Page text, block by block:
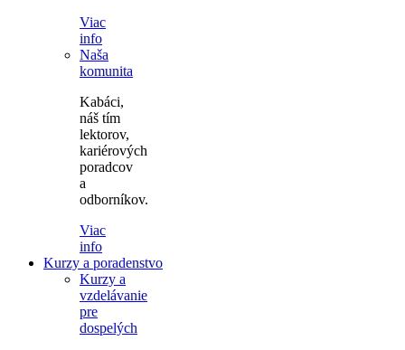
Viac
info
Naša
komunita
Kabáci,
náš tím
lektorov,
kariérových
poradcov
a
odborníkov.
Viac
info
Kurzy a poradenstvo
Kurzy a
vzdelávanie
pre
dospelých